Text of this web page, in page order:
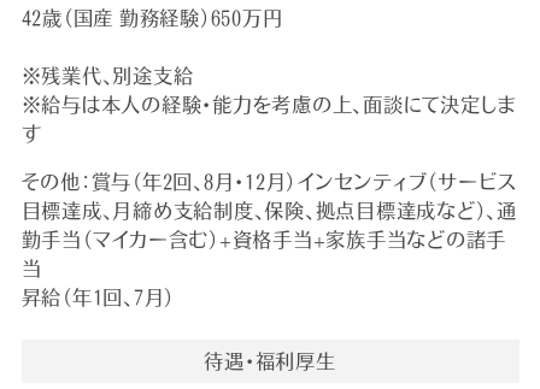
42歳（国産 勤務経験）6５0万円
※残業代、別途支給
※給与は本人の経験・能力を考慮の上、面談にて決定しま
す
その他：賞与（年2回、8月・12月）インセンティブ（サービス
目標達成、月締め支給制度、保険、拠点目標達成など）、通
勤手当（マイカー含む）+資格手当+家族手当などの諸手
当
昇給（年1回、7月）
待遇・福利厚生